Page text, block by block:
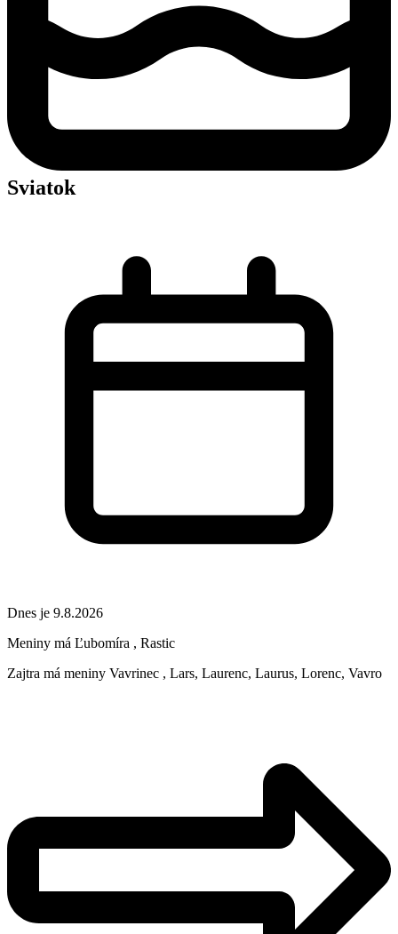
Sviatok
Dnes je 9.8.2026
Meniny má Ľubomíra , Rastic
Zajtra má meniny Vavrinec , Lars, Laurenc, Laurus, Lorenc, Vavro